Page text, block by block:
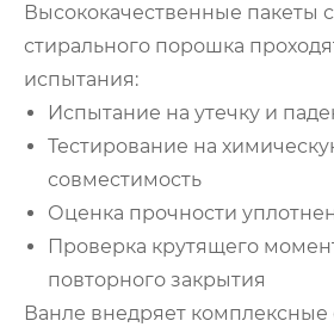
Высококачественные пакеты
стирального порошка
испытания:
Испытание на утечку и
Тестирование на
совместимость
Оценка прочности
Проверка крутящего
повторного закрытия
Ванле внедряет комплексные